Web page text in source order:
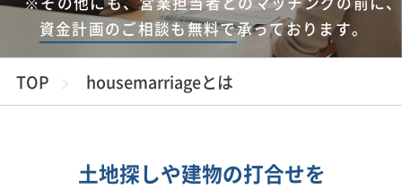
資金計画のご相談も無料で承っております。
TOP housemarriageとは
土地探しや建物の打合せを